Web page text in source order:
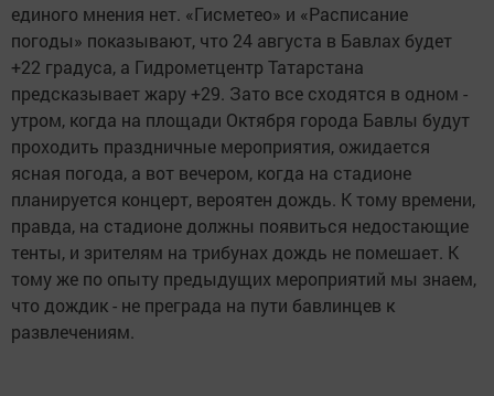
единого мнения нет. «Гисметео» и «Расписание
погоды» показывают, что 24 августа в Бавлах будет
+22 градуса, а Гидрометцентр Татарстана
предсказывает жару +29. Зато все сходятся в одном -
утром, когда на площади Октября города Бавлы будут
проходить праздничные мероприятия, ожидается
ясная погода, а вот вечером, когда на стадионе
планируется концерт, вероятен дождь. К тому времени,
правда, на стадионе должны появиться недостающие
тенты, и зрителям на трибунах дождь не помешает. К
тому же по опыту предыдущих мероприятий мы знаем,
что дождик - не преграда на пути бавлинцев к
развлечениям.